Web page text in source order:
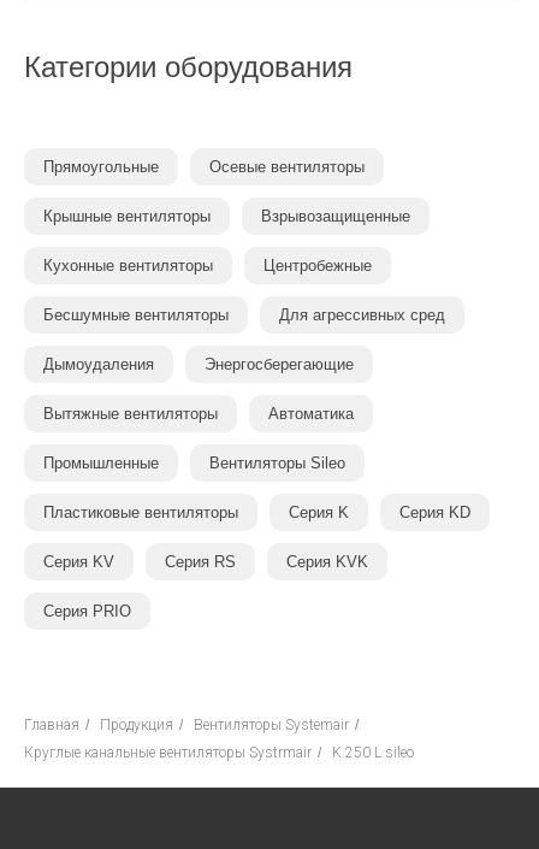
Категории оборудования
Прямоугольные Осевые вентиляторы
Крышные вентиляторы Взрывозащищенные
Кухонные вентиляторы Центробежные
Бесшумные вентиляторы Для агрессивных сред
Дымоудаления Энергосберегающие
Вытяжные вентиляторы Автоматика
Промышленные Вентиляторы Sileo
Пластиковые вентиляторы Серия K Серия KD
Серия KV Серия RS Серия KVK
Серия PRIO
Главная / Продукция / Вентиляторы Systemair /
Круглые канальные вентиляторы Systrmair / K 250 L sileo